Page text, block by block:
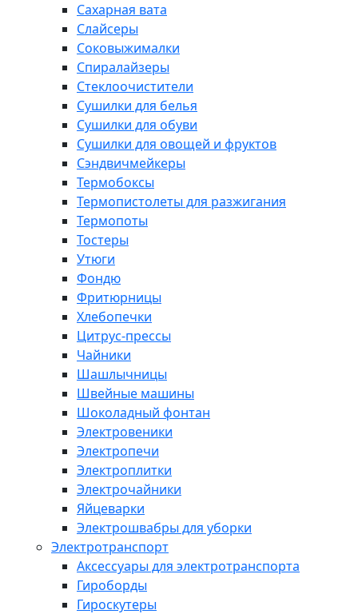
Сахарная вата
Слайсеры
Соковыжималки
Спиралайзеры
Стеклоочистители
Сушилки для белья
Сушилки для обуви
Сушилки для овощей и фруктов
Сэндвичмейкеры
Термобоксы
Термопистолеты для разжигания
Термопоты
Тостеры
Утюги
Фондю
Фритюрницы
Хлебопечки
Цитрус-прессы
Чайники
Шашлычницы
Швейные машины
Шоколадный фонтан
Электровеники
Электропечи
Электроплитки
Электрочайники
Яйцеварки
Электрошвабры для уборки
Электротранспорт
Аксессуары для электротранспорта
Гироборды
Гироскутеры